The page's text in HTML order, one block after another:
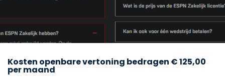
Kosten openbare vertoning bedragen € 125,00
per maand